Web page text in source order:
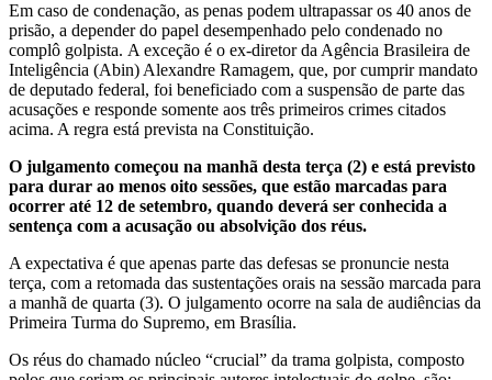
Em caso de condenação, as penas podem ultrapassar os 40 anos de
prisão, a depender do papel desempenhado pelo condenado no
complô golpista. A exceção é o ex-diretor da Agência Brasileira de
Inteligência (Abin) Alexandre Ramagem, que, por cumprir mandato
de deputado federal, foi beneficiado com a suspensão de parte das
acusações e responde somente aos três primeiros crimes citados
acima. A regra está prevista na Constituição.
O julgamento começou na manhã desta terça (2) e está previsto
para durar ao menos oito sessões, que estão marcadas para
ocorrer até 12 de setembro, quando deverá ser conhecida a
sentença com a acusação ou absolvição dos réus.
A expectativa é que apenas parte das defesas se pronuncie nesta
terça, com a retomada das sustentações orais na sessão marcada para
a manhã de quarta (3). O julgamento ocorre na sala de audiências da
Primeira Turma do Supremo, em Brasília.
Os réus do chamado núcleo “crucial” da trama golpista, composto